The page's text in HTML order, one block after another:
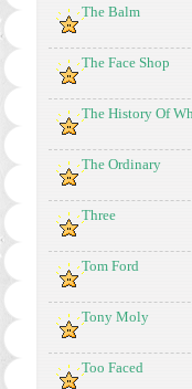
The Balm
The Face Shop
The History Of
The Ordinary
Three
Tom Ford
Tony Moly
Too Faced